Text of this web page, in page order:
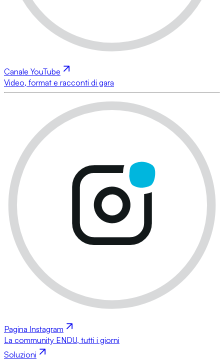
Canale YouTube
Video, format e racconti di gara
Pagina Instagram
La community ENDU, tutti i giorni
Soluzioni